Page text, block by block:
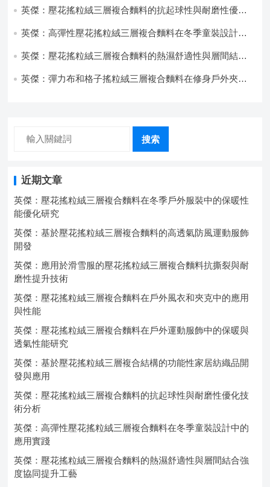
英傑：壓花搖粒絨三層複合麵料的抗起球性與耐磨性優化
英傑：高彈性壓花搖粒絨三層複合麵料在冬季童裝設計中
英傑：壓花搖粒絨三層複合麵料的熱濕舒適性與層間結合
英傑：彈力布和格子搖粒絨三層複合麵料在修身戶外夾克
搜索
近期文章
英傑：壓花搖粒絨三層複合麵料在冬季戶外服裝中的保暖性
能優化研究
英傑：基於壓花搖粒絨三層複合麵料的高透氣防風運動服飾
開發
英傑：應用於滑雪服的壓花搖粒絨三層複合麵料抗撕裂與耐
磨性提升技術
英傑：壓花搖粒絨三層複合麵料在戶外風衣和夾克中的應用
與性能
英傑：壓花搖粒絨三層複合麵料在戶外運動服飾中的保暖與
透氣性能研究
英傑：基於壓花搖粒絨三層複合結構的功能性家居紡織品開
發與應用
英傑：壓花搖粒絨三層複合麵料的抗起球性與耐磨性優化技
術分析
英傑：高彈性壓花搖粒絨三層複合麵料在冬季童裝設計中的
應用實踐
英傑：壓花搖粒絨三層複合麵料的熱濕舒適性與層間結合強
度協同提升工藝